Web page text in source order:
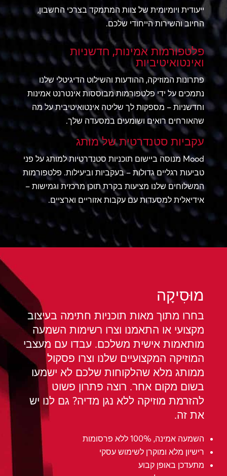
ייעודית ויומיומית של צוות המתמקד בצרכי החשבון,
החיוב והשירות הייחודי שלכם.
פלטפורמות אמינות, חדשניות
ואינטואיטיביות
פתרונות המוזיקה, ההודעות והשילוט הדיגיטלי שלנו
נתמכים על ידי פלטפורמות מבוססות אינטרנט אמינות
וחדשניות – מספקות לך שליטה אינטואיטיבית על מה
שהאורחים רואים ושומעים במסעדה שלך.
עקביות סטנדרטית של מותג
Mood מנוסה ביישום תוכניות סטנדרטיות למותג על פני
טביעות רגליים גדולות – בעקביות וביעילות. פלטפורמות
המשלוחים שלנו מציעות בקרת תוכן מרכזית וגמישות –
אידיאלית למסעדות עם עקבות אזוריים וארציים.
מוּסִיקָה
בחרו מתוך מאות תוכניות חתימה בעיצוב
מקצועי או התאמנו וצרו רשימות השמעה
מותאמות אישית משלכם. עבדו עם מעצבי
המוזיקה המקצועיים שלנו וצרו פסקול
ממותג מלא שהלקוחות שלכם לא ישמעו
בשום מקום אחר. רוצה פתרון פשוט
להזרמת מוזיקה ללא נגן מדיה? גם לנו יש
את זה.
השמעה אמינה, 100% ללא פרסומות
רישיון מלא ומוקרן לשימוש עסקי
מתעדכן באופן קבוע